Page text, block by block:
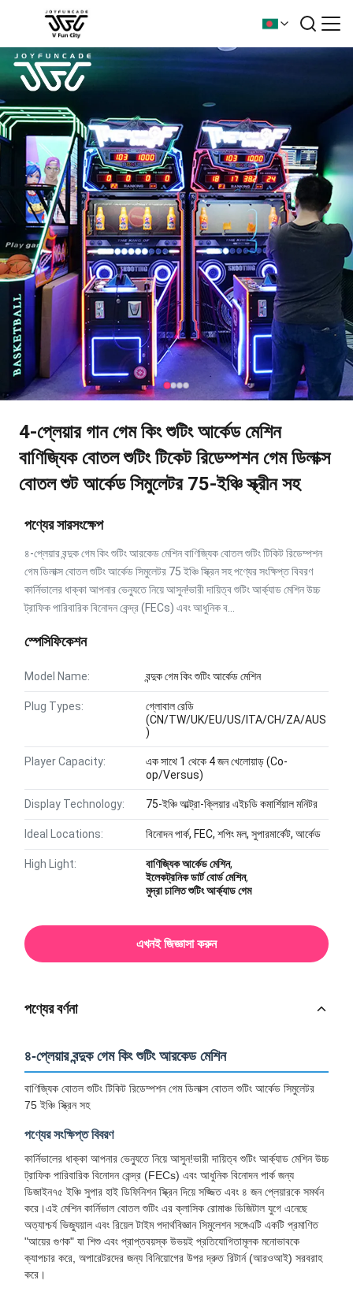
4-প্লেয়ার গান গেম কিং শুটিং আর্কেড মেশিন
বাণিজ্যিক বোতল শুটিং টিকেট রিডেম্পশন গেম ডিলাক্স
বোতল শুট আর্কেড সিমুলেটর 75-ইঞ্চি স্ক্রীন সহ
পণ্যের সারসংক্ষেপ
৪-প্লেয়ার বন্দুক গেম কিং শুটিং আরকেড মেশিন বাণিজ্যিক বোতল শুটিং টিকিট রিডেম্পশন
গেম ডিলাক্স বোতল শুটিং আর্কেড সিমুলেটর 75 ইঞ্চি স্ক্রিন সহ পণ্যের সংক্ষিপ্ত বিবরণ
কার্নিভালের ধাক্কা আপনার ভেন্যুতে নিয়ে আসুন!ভারী দায়িত্ব শুটিং আর্ক্যাড মেশিন উচ্চ
ট্রাফিক পারিবারিক বিনোদন কেন্দ্র (FECs) এবং আধুনিক ব...
স্পেসিফিকেশন
Model Name: বন্দুক গেম কিং শুটিং আর্কেড মেশিন
Plug Types:
গ্লোবাল রেডি
(CN/TW/UK/EU/US/ITA/CH/ZA/AUS
)
Player Capacity:
এক সাথে 1 থেকে 4 জন খেলোয়াড় (Co-
op/Versus)
Display Technology: 75-ইঞ্চি আল্ট্রা-ক্লিয়ার এইচডি কমার্শিয়াল মনিটর
Ideal Locations: বিনোদন পার্ক, FEC, শপিং মল, সুপারমার্কেট, আর্কেড
High Light: বাণিজ্যিক আর্কেড মেশিন,
ইলেকট্রনিক ডার্ট বোর্ড মেশিন,
মুদ্রা চালিত শুটিং আর্ক্যাড গেম
এখনই জিজ্ঞাসা করুন
পণ্যের বর্ণনা
৪-প্লেয়ার বন্দুক গেম কিং শুটিং আরকেড মেশিন
বাণিজ্যিক বোতল শুটিং টিকিট রিডেম্পশন গেম ডিলাক্স বোতল শুটিং আর্কেড সিমুলেটর
75 ইঞ্চি স্ক্রিন সহ
পণ্যের সংক্ষিপ্ত বিবরণ
কার্নিভালের ধাক্কা আপনার ভেন্যুতে নিয়ে আসুন!ভারী দায়িত্ব শুটিং আর্ক্যাড মেশিন উচ্চ
ট্রাফিক পারিবারিক বিনোদন কেন্দ্র (FECs) এবং আধুনিক বিনোদন পার্ক জন্য
ডিজাইন৭৫ ইঞ্চি সুপার হাই ডিফিনিশন স্ক্রিন দিয়ে সজ্জিত এবং ৪ জন প্লেয়ারকে সমর্থন
করে।এই মেশিন কার্নিভাল বোতল শুটিং এর ক্লাসিক রোমাঞ্চ ডিজিটাল যুগে এনেছে
অত্যাশ্চর্য ভিজ্যুয়াল এবং রিয়েল টাইম পদার্থবিজ্ঞান সিমুলেশন সঙ্গেএটি একটি প্রমাণিত
"আয়ের গুণক" যা শিশু এবং প্রাপ্তবয়স্ক উভয়ই প্রতিযোগিতামূলক মনোভাবকে
ক্যাপচার করে, অপারেটরদের জন্য বিনিয়োগের উপর দ্রুত রিটার্ন (আরওআই) সরবরাহ
করে।